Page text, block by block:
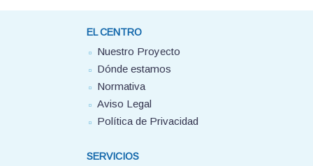
EL CENTRO
Nuestro Proyecto
Dónde estamos
Normativa
Aviso Legal
Política de Privacidad
SERVICIOS